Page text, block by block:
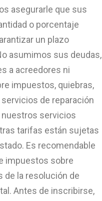
asegurarle que sus
o porcentaje
un plazo
asumimos sus deudas,
a acreedores ni
impuestos, quiebras,
de reparación
nuestros servicios
tarifas están sujetas
Es recomendable
impuestos sobre
la resolución de
Antes de inscribirse,